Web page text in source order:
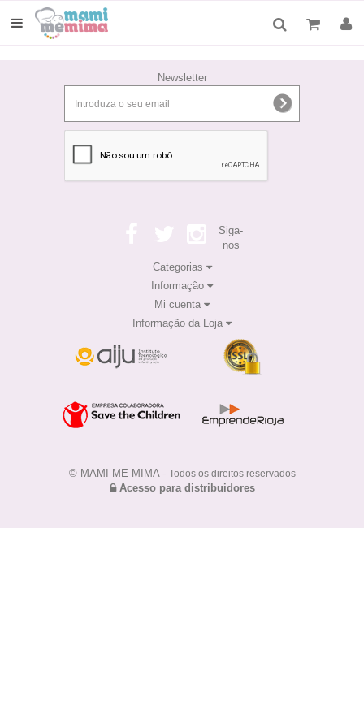
Newsletter
Siga-
nos
Categorias
Informação
Mi cuenta
Informação da Loja
© MAMI ME MIMA - Todos os direitos reservados
Acesso para distribuidores